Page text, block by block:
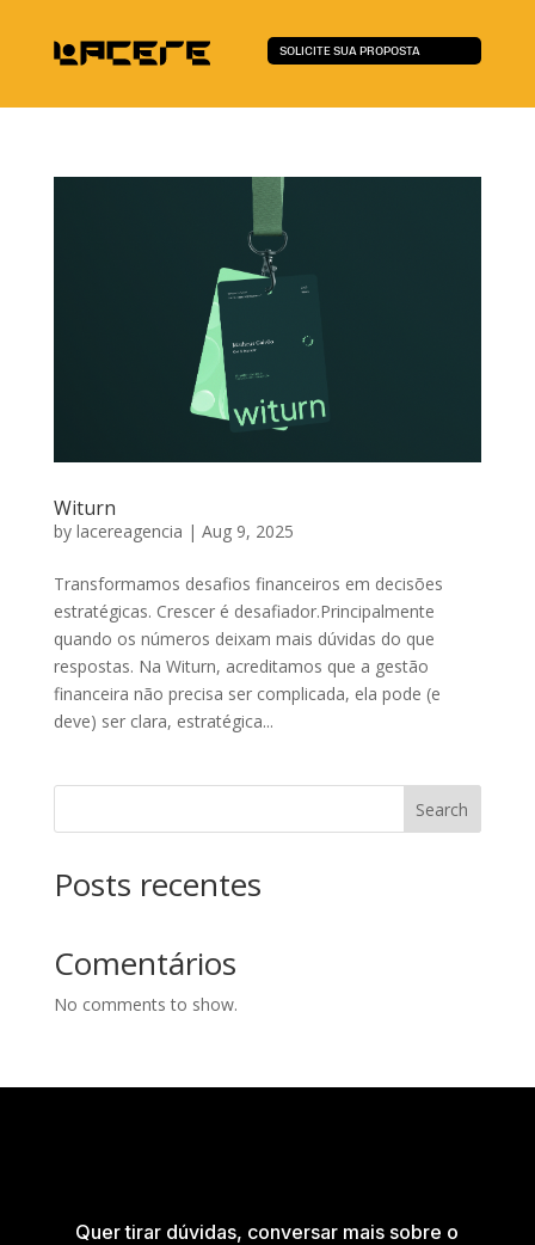
SOLICITE SUA PROPOSTA
Witurn
by lacereagencia | Aug 9, 2025
Transformamos desafios financeiros em decisões
estratégicas. Crescer é desafiador.Principalmente
quando os números deixam mais dúvidas do que
respostas. Na Witurn, acreditamos que a gestão
financeira não precisa ser complicada, ela pode (e
deve) ser clara, estratégica...
Search
Posts recentes
Comentários
No comments to show.
Quer tirar dúvidas, conversar mais sobre o